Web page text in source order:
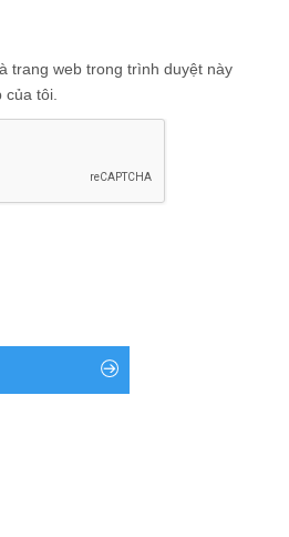
trang web trong trình duyệt này
tôi.